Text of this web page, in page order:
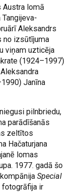
lomā
Tangijeva-
Aleksandrs
no izsūtījuma
viņam uzticēja
(1924–1997)
Janīna
pilnbriedu,
parādīšanās
zeltītos
Hačaturjana
lomas
1977. gadā šo
Special
fotogrāfija ir